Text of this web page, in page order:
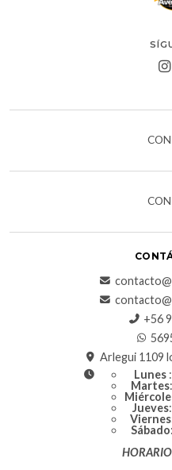
+56
Arlegui 1109
Lunes
Martes
Jueves
Viernes
Sábado